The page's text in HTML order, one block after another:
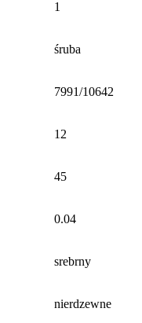
1
śruba
7991/10642
12
45
0.04
srebrny
nierdzewne